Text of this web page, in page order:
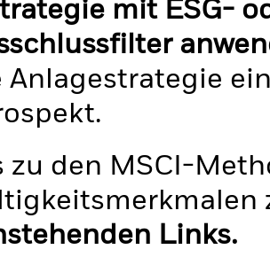
mit ESG-
Anlagestrategie
zu den MSCI-
Links.